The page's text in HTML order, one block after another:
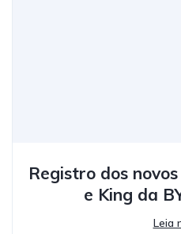
Registro dos
e King da
Leia